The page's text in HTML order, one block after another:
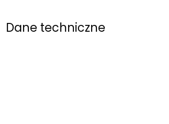
Dane techniczne